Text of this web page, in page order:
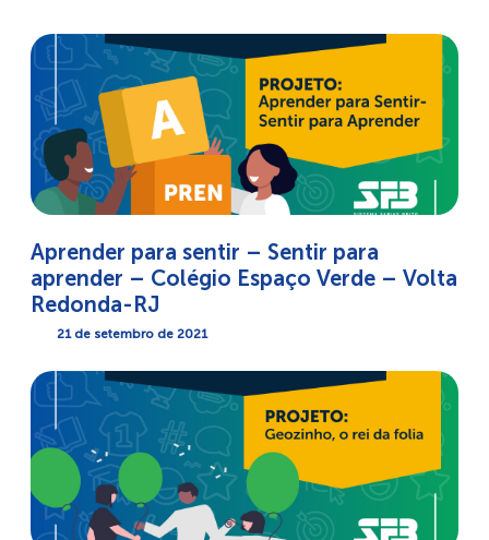
Aprender para sentir – Sentir para
aprender – Colégio Espaço Verde – Volta
Redonda-RJ
21 de setembro de 2021